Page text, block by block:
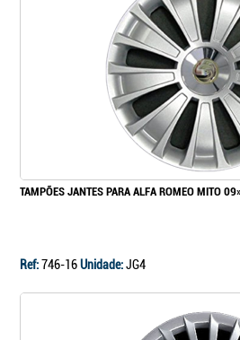
TAMPÕES JANTES PARA ALFA ROMEO MITO
Ref:746-16Unidade:JG4
Continuar a
Ir para o